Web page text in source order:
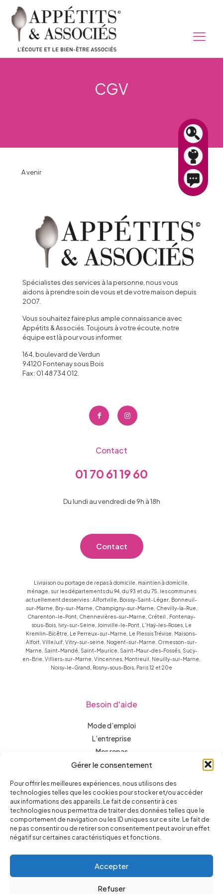
Gérer le consentement
Pour offrir les meilleures expériences, nous utilisons des
technologies telles que les cookies pour stocker et/ou accéder
aux informations des appareils. Le fait de consentir à ces
technologies nous permettra de traiter des données telles que le
comportement de navigation ou les ID uniques sur ce site. Le fait de
ne pas consentir ou de retirer son consentement peut avoir un effet
négatif sur certaines caractéristiques et fonctions.
Accepter
Refuser
CGV
A venir
Spécialistes des services à la personne, nous vous
aidons à prendre soin de vous et de votre maison depuis
2007.
Vous souhaitez faire plus ample connaissance avec
Appétits & Associés. Toujours à votre écoute, notre
équipe est là pour vous informer.
164, boulevard de Verdun
94120 Fontenay sous Bois
Fax : 01 48 734 012.
Contact
01 70 61 19 60
Du lundi au vendredi de 9h à 18h
Contact
Livraison ou portage de repas à domicile, maintien à domicile,
ménage, sur les départements du 94, du 93 et du 75, les communes
actuellement desservies : Alfortville, Boissy-Saint-Léger, Bonneuil-
sur-Marne, Bry-sur-Marne, Champigny-sur-Marne, Chevilly-la-Rue,
Charenton-le-Pont, Chennevières-sur-Marne, Créteil , Fontenay-
sous-Bois, Ivry-sur-Seine, Joinville-le-Pont, L’Haÿ-les-Roses, Le
Kremlin-Bicêtre, Le Perreux-sur-Marne, Le Plessis Trévise, Maisons-
Alfort, VilleJuif, Vitry-sur-seine, Nogent-sur-Marne, Ormesson-sur-
Marne, Saint-Mandé, Saint-Maurice, Saint-Maur-des-Fossés, Sucy-
en-Brie, Villiers-sur-Marne, Vincennes, Montreuil, Neuilly-sur-Marne,
Noisy-le-Grand, Rosny-sous-Bois, Paris 12 et 20e
Besoin d'aide
Mode d’emploi
L’entreprise
Mes repas
Aide à l’autonomie
Ouverture sur le monde
Assistance administrative
Recrutement
Financement
Actualités
Contact
Mentions légales